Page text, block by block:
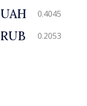
UAH 0.4045
RUB 0.2053